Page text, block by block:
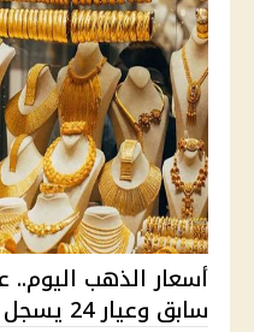
سابق وعيار 24 يسجل 6982 جن...